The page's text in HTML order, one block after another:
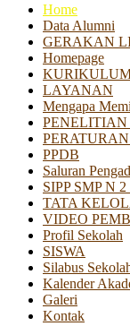
Home
Data Alumni
GERAKAN
Homepage
LAYANAN
Mengapa
PENELITIAN
PPDB
Saluran
SIPP SMP N
TATA
VIDEO
Profil Sekolah
SISWA
Silabus
Kalender
Galeri
Kontak